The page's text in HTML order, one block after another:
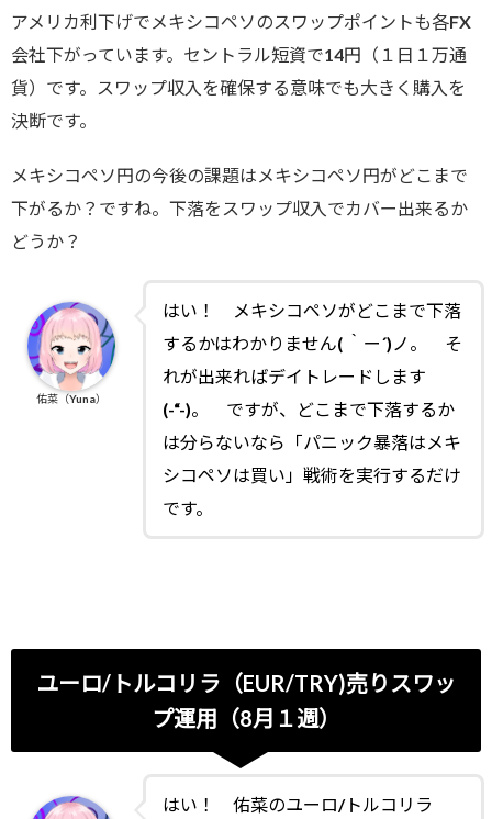
アメリカ利下げでメキシコペソのスワップポイントも各FX
会社下がっています。セントラル短資で14円（１日１万通
貨）です。スワップ収入を確保する意味でも大きく購入を
決断です。
メキシコペソ円の今後の課題はメキシコペソ円がどこまで
下がるか？ですね。下落をスワップ収入でカバー出来るか
どうか？
はい！ メキシコペソがどこまで下落
するかはわかりません( ｀ー´)ノ。 そ
れが出来ればデイトレードします
(-“-)。 ですが、どこまで下落するか
は分らないなら「パニック暴落はメキ
シコペソは買い」戦術を実行するだけ
です。
佑菜（Yuna）
ユーロ/トルコリラ（EUR/TRY)売りスワッ
プ運用（8月１週）
はい！ 佑菜のユーロ/トルコリラ